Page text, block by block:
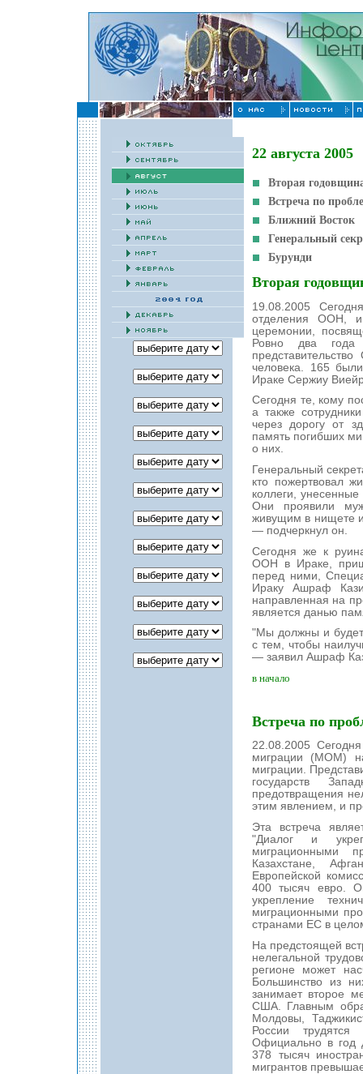
22 августа 2005
Вторая
Встреча по
Ближний Восток
Генеральный
Бурунди
Вторая
19.08.2005
отделения ООН, и
церемонии,
Ровно два
человека. 165
Ираке Сержиу
Сегодня те, кому
а также
через дорогу от
память погибших
о них.
Генеральный
кто пожертвовал
коллеги,
Они проявили
живущим в нищете и
— подчеркнул он.
Сегодня же к
ООН в Ираке,
перед ними,
Ираку Ашраф
направленная на
является данью
"Мы должны и будет
с тем, чтобы
— заявил Ашраф
в начало
Встреча по
22.08.2005
миграции (МОМ)
миграции.
государств
предотвращения
этим явлением, и
Эта встреча
"Диалог и
миграционными
Казахстане,
Европейской
400 тысяч евро.
укрепление
миграционными
странами ЕС в
На предстоящей
нелегальной
регионе может
Большинство из
занимает второе
США. Главным
Молдовы,
России трудятся
Официально в год
378 тысяч
мигрантов